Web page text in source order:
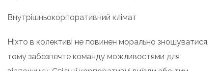
Внутрішньокорпоративний клімат
Ніхто в колективі не повинен морально зношуватися,
тому забезпечте команду можливостями для